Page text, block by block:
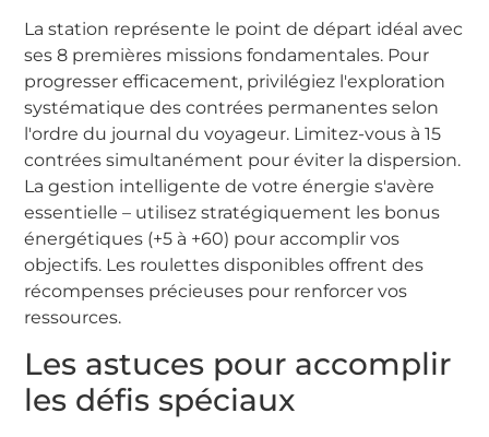
La station représente le point de départ idéal avec
ses 8 premières missions fondamentales. Pour
progresser efficacement, privilégiez l'exploration
systématique des contrées permanentes selon
l'ordre du journal du voyageur. Limitez-vous à 15
contrées simultanément pour éviter la dispersion.
La gestion intelligente de votre énergie s'avère
essentielle – utilisez stratégiquement les bonus
énergétiques (+5 à +60) pour accomplir vos
objectifs. Les roulettes disponibles offrent des
récompenses précieuses pour renforcer vos
ressources.
Les astuces pour accomplir
les défis spéciaux